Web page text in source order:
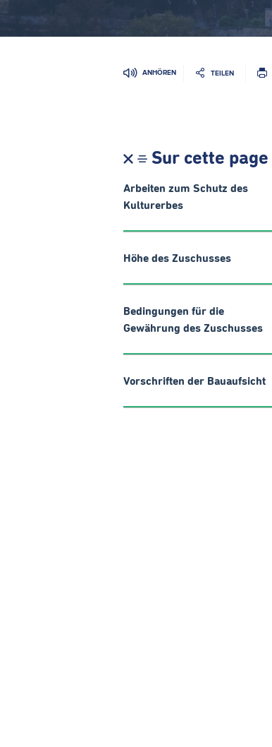
ANHÖREN TEILEN
Sur cette page
Arbeiten zum Schutz des
Kulturerbes
Höhe des Zuschusses
Bedingungen für die
Gewährung des Zuschusses
Vorschriften der Bauaufsicht